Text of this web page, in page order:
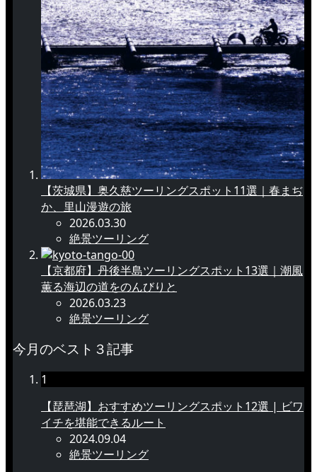
【茨城県】奥久慈ツーリングスポット11選｜春まぢ
か、里山漫遊の旅
2026.03.30
絶景ツーリング
【京都府】丹後半島ツーリングスポット13選｜潮風
薫る海辺の道をのんびりと
2026.03.23
絶景ツーリング
今月のベスト３記事
1
【琵琶湖】おすすめツーリングスポット12選 | ビワ
イチを堪能できるルート
2024.09.04
絶景ツーリング